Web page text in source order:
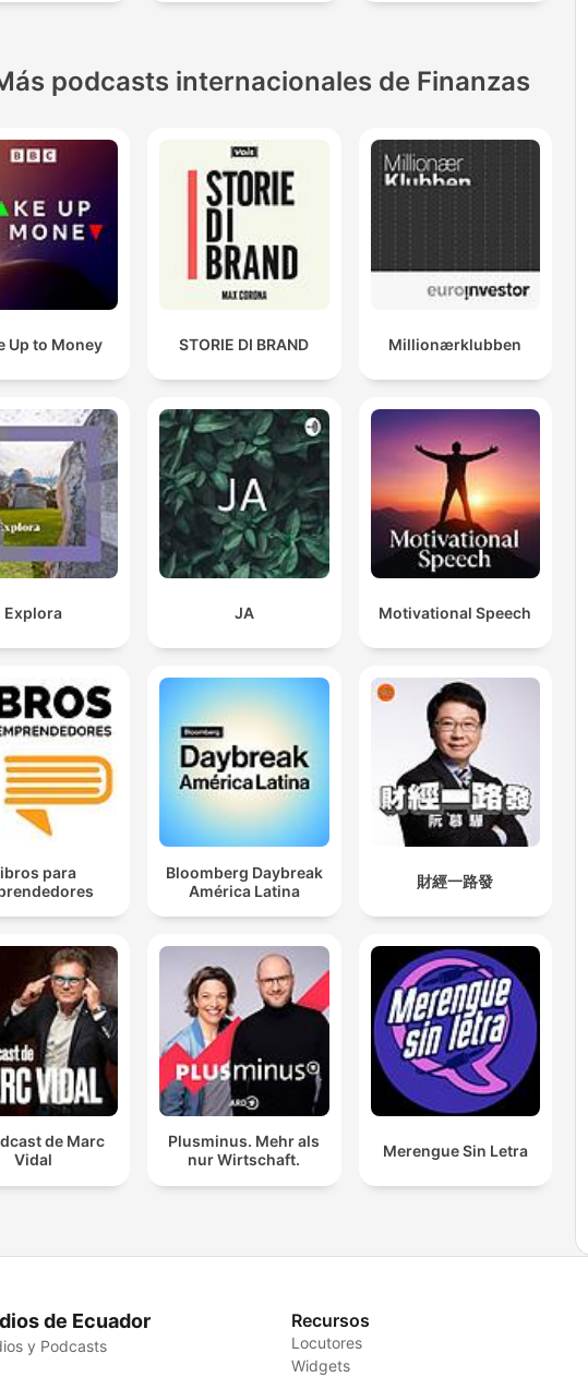
podcasts internacionales de Finanzas
Up to Money STORIE DI BRAND Millionærklubben
Explora JA Motivational Speech
para
Bloomberg Daybreak
América Latina
財經一路發
de Marc
Vidal
Plusminus. Mehr als
nur Wirtschaft.
Merengue Sin Letra
de Ecuador
y Podcasts
Recursos
Locutores
Widgets